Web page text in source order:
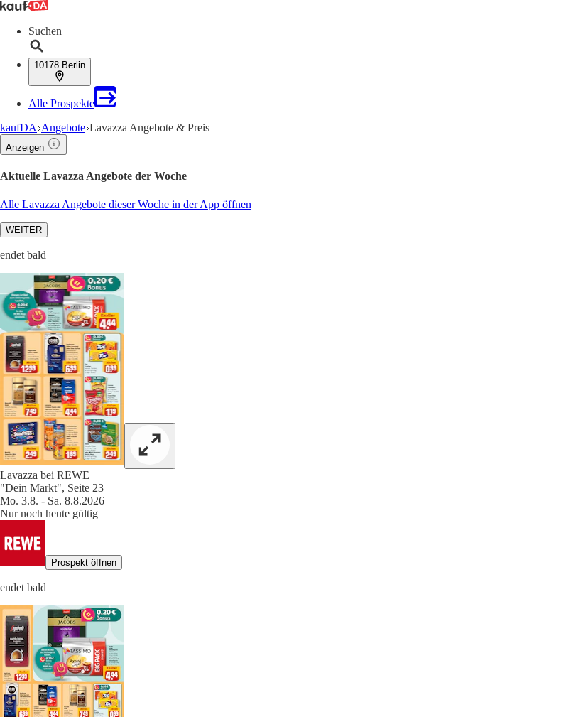
Suchen
10178 Berlin
Alle Prospekte
kaufDA Angebote Lavazza Angebote & Preis
Anzeigen
Aktuelle Lavazza Angebote der Woche
Alle Lavazza Angebote dieser Woche in der App öffnen
WEITER
endet bald
Lavazza bei REWE
"Dein Markt", Seite 23
Mo. 3.8. - Sa. 8.8.2026
Nur noch heute gültig
Prospekt öffnen
endet bald